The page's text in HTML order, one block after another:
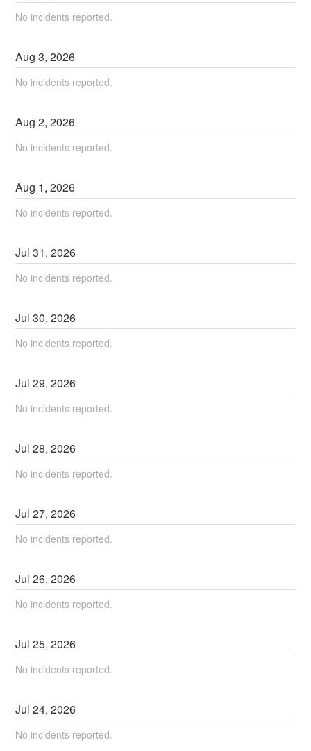
No incidents reported.
Aug3,2026
No incidents reported.
Aug2,2026
No incidents reported.
Aug 1,2026
No incidents reported.
Jul31,2026
No incidents reported.
Jul30,2026
No incidents reported.
Jul29,2026
No incidents reported.
Jul28,2026
No incidents reported.
Jul27,2026
No incidents reported.
Jul26,2026
No incidents reported.
Jul25,2026
No incidents reported.
Jul24,2026
No incidents reported.